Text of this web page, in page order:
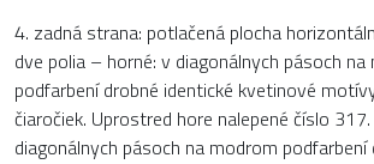
4. zadná strana: potlačená plocha
dve polia – horné: v diagonálnych pásoch na
podfarbení drobné identické kvetinové
čiaročiek. Uprostred hore nalepené číslo
diagonálnych pásoch na modrom podfarbení